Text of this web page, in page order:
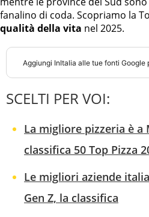
fanalino di coda. Scopriamo la
qualità della vita nel 2025.
Aggiungi InItalia alle tue fonti Google
SCELTI PER VOI:
La migliore pizzeria è a
classifica 50 Top Pizza
Le migliori aziende
Gen Z, la classifica